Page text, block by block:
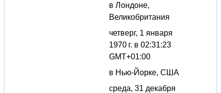
в Лондоне,
Великобритания
четверг, 1 января
1970 г. в 02:31:23
GMT+01:00
в Нью-Йорке, США
среда, 31 декабря